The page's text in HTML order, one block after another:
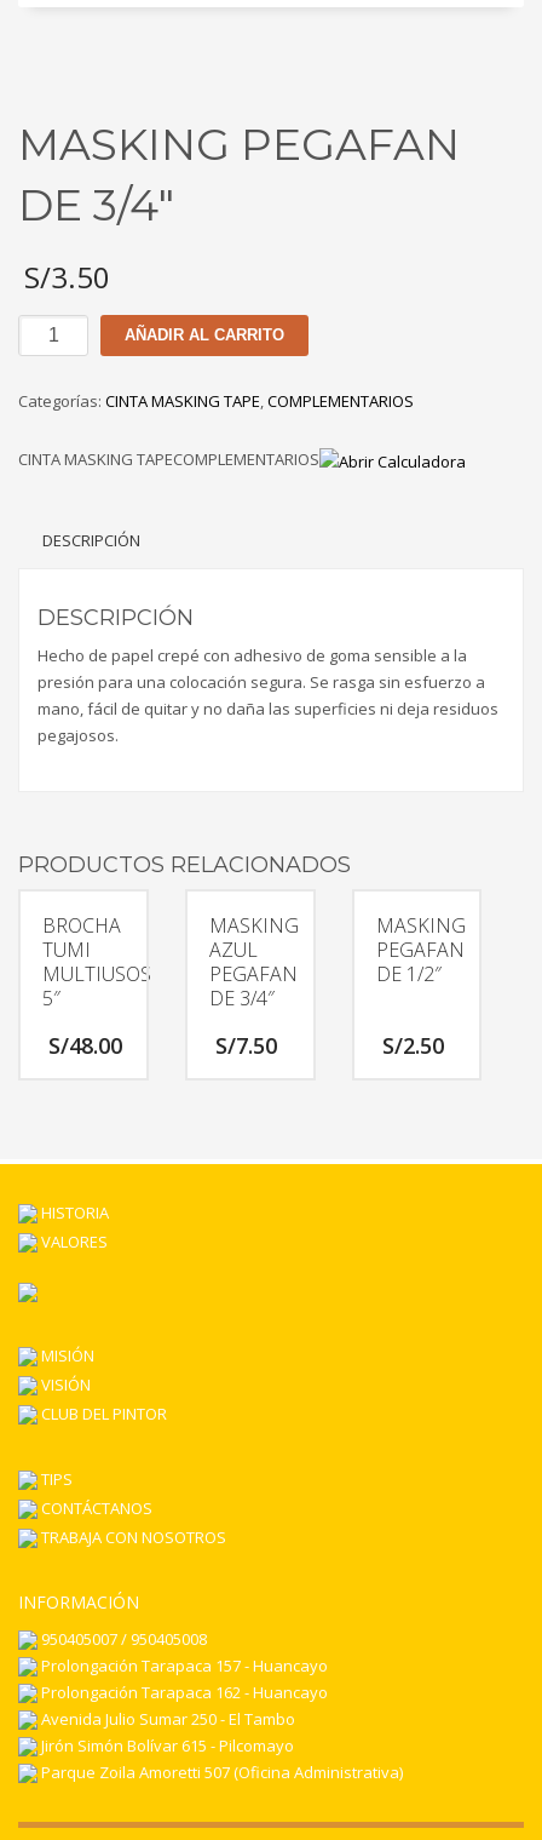
MASKING PEGAFAN
DE 3/4″
S/3.50
MASKING
PEGAFAN
3/4"
AÑADIR AL CARRITO
Categorías: CINTA MASKING TAPE,COMPLEMENTARIOS
CINTA MASKING TAPECOMPLEMENTARIOS
DESCRIPCIÓN
DESCRIPCIÓN
Hecho de papel crepé con adhesivo de goma sensible a la
presión para una colocación segura. Se rasga sin esfuerzo a
mano, fácil de quitar y no daña las superficies ni deja residuos
pegajosos.
PRODUCTOS RELACIONADOS
BROCHA
TUMI
MULTIUSOS
5″
S/48.00
MASKING
AZUL
PEGAFAN
DE 3/4″
S/7.50
MASKING
PEGAFAN
DE 1/2″
S/2.50
HISTORIA
VALORES
MISIÓN
VISIÓN
CLUB DEL PINTOR
TIPS
CONTÁCTANOS
TRABAJA CON NOSOTROS
INFORMACIÓN
950405007 / 950405008
Prolongación Tarapaca 157 - Huancayo
Prolongación Tarapaca 162 - Huancayo
Avenida Julio Sumar 250 - El Tambo
Jirón Simón Bolívar 615 - Pilcomayo
Parque Zoila Amoretti 507 (Oficina Administrativa)